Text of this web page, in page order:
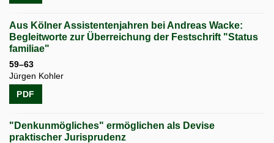
Aus Kölner Assistentenjahren bei Andreas Wacke:
Begleitworte zur Überreichung der Festschrift "Status
familiae"
59–63
Jürgen Kohler
PDF
"Denkunmögliches" ermöglichen als Devise
praktischer Jurisprudenz